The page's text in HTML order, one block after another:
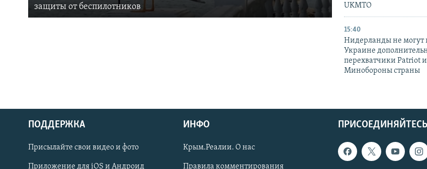
Українською
Qırımtatar
защиты от беспилотников
UKMTO
15:40
Нидерланды не могут
Украине
перехватчики Patriot
Минобороны страны
ПОДДЕРЖКА
Присылайте свои видео и фото
Приложение для iOS и Андроид
ИНФО
Крым.Реалии. О нас
Правила комментирования